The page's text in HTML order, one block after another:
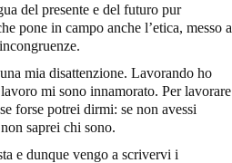
del presente e del futuro pur
pone in campo anche l’etica, messo a
mia disattenzione. Lavorando ho
mi sono innamorato. Per lavorare
forse potrei dirmi: se non avessi
saprei chi sono.
e dunque vengo a scrivervi i